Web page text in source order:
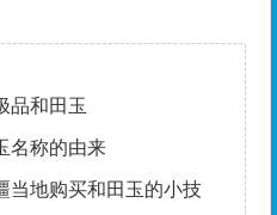
品和田玉
名称的由来
当地购买和田玉的小技